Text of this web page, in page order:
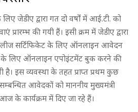
जेडीए द्वारा गत दो वर्षों में आई.टी. को
की गयी हैं। इसी क्रम में जेडीए द्वारा
लीज सर्टिफिकेट के लिए ऑनलाइन आवेदन
के लिए ऑनलाइन एपोइंटमेंट बुक करने की
है। इस व्यवस्था के तहत प्राप्त प्रथम कुछ
आवेदकों को माननीय मुख्यमंत्री
के कार्यक्रम में दिए जा रहे हैं।